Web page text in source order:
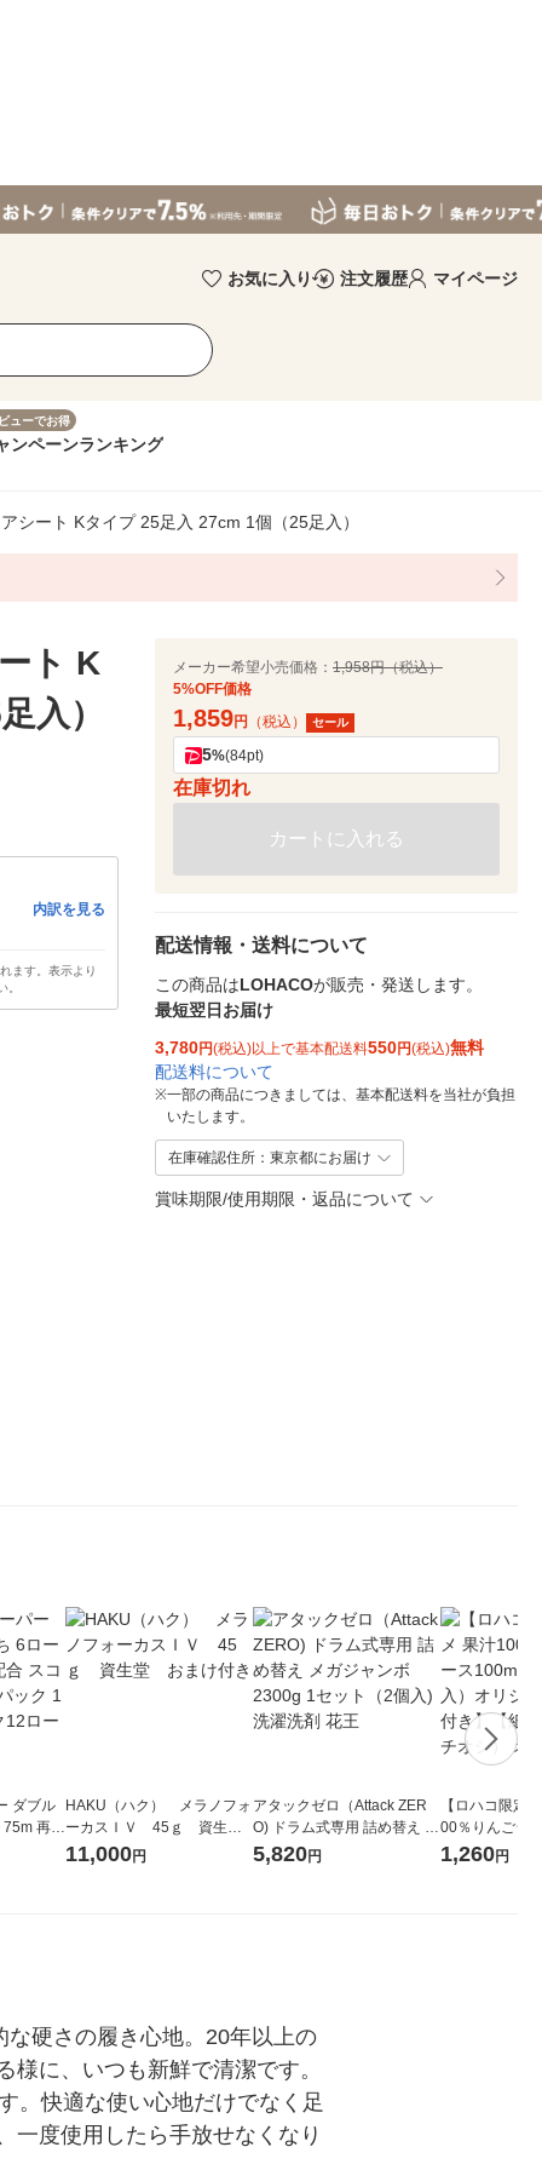
お気に入り 注文履歴 マイページ
ューでお得
ンペーンランキング
シート Kタイプ 25足入 27cm 1個（25足入）
ト K
入）
内訳を見る
ます。表示より
。
メーカー希望小売価格： 1,958円（税込）
5%OFF価格
1,859円 （税込） セール
5%(84pt)
在庫切れ
カートに入れる
配送情報・送料について
この商品はLOHACOが販売・発送します。
最短翌日お届け
3,780円(税込)以上で基本配送料550円(税込)無料
配送料について
※一部の商品につきましては、基本配送料を当社が負担
いたします。
在庫確認住所：東京都にお届け
賞味期限/使用期限・返品について
ダブル
ラワー
ック12
HAKU（ハク） メラノフォ
ーカスＩＶ 45ｇ 資生
堂 おまけ付き
11,000円
アタックゼロ（Attack ZER
O) ドラム式専用 詰め替え メ
ガジャンボ 2300g 1セット
（2個入) 洗濯洗剤 花王
5,820円
【ロハコ限定
00％りんごジ
箱（18本入）
【クイズ付き
1,260円
硬さの履き心地。20年以上の
に、いつも新鮮で清潔です。
。快適な使い心地だけでなく足
一度使用したら手放せなくなり